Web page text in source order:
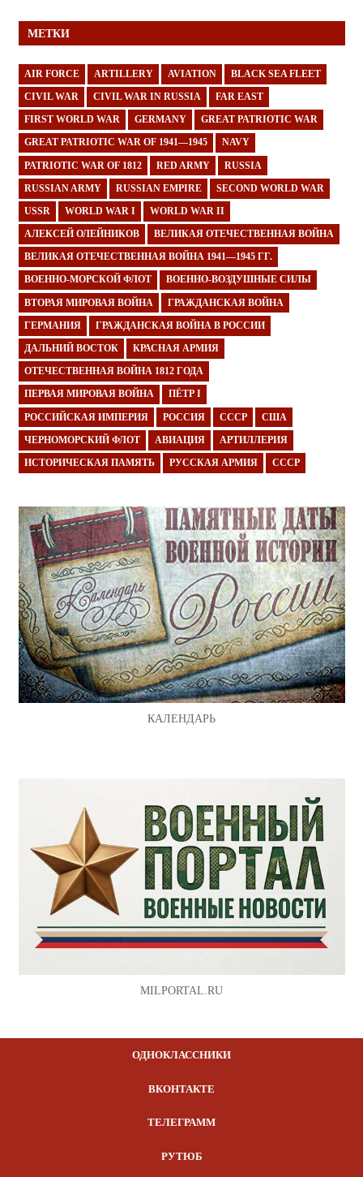
МЕТКИ
AIR FORCE ARTILLERY AVIATION BLACK SEA FLEET
CIVIL WAR CIVIL WAR IN RUSSIA FAR EAST
FIRST WORLD WAR GERMANY GREAT PATRIOTIC WAR
GREAT PATRIOTIC WAR OF 1941—1945 NAVY
PATRIOTIC WAR OF 1812 RED ARMY RUSSIA
RUSSIAN ARMY RUSSIAN EMPIRE SECOND WORLD WAR
USSR WORLD WAR I WORLD WAR II
АЛЕКСЕЙ ОЛЕЙНИКОВ ВЕЛИКАЯ ОТЕЧЕСТВЕННАЯ ВОЙНА
ВЕЛИКАЯ ОТЕЧЕСТВЕННАЯ ВОЙНА 1941—1945 ГГ.
ВОЕННО-МОРСКОЙ ФЛОТ ВОЕННО-ВОЗДУШНЫЕ СИЛЫ
ВТОРАЯ МИРОВАЯ ВОЙНА ГРАЖДАНСКАЯ ВОЙНА
ГЕРМАНИЯ ГРАЖДАНСКАЯ ВОЙНА В РОССИИ
ДАЛЬНИЙ ВОСТОК КРАСНАЯ АРМИЯ
ОТЕЧЕСТВЕННАЯ ВОЙНА 1812 ГОДА
ПЕРВАЯ МИРОВАЯ ВОЙНА ПЁТР I
РОССИЙСКАЯ ИМПЕРИЯ РОССИЯ СССР США
ЧЕРНОМОРСКИЙ ФЛОТ АВИАЦИЯ АРТИЛЛЕРИЯ
ИСТОРИЧЕСКАЯ ПАМЯТЬ РУССКАЯ АРМИЯ СССР
КАЛЕНДАРЬ
MILPORTAL.RU
ОДНОКЛАССНИКИ
ВКОНТАКТЕ
ТЕЛЕГРАММ
РУТЮБ